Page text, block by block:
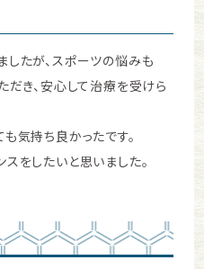
たが、スポーツの悩みも
だき、安心して治療を受けら
気持ち良かったです。
をしたいと思いました。